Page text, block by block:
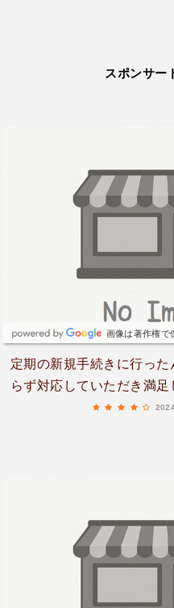
スポンサー
画像は著作権で
定期の新規手続きに行っ
らず対応していただき満足